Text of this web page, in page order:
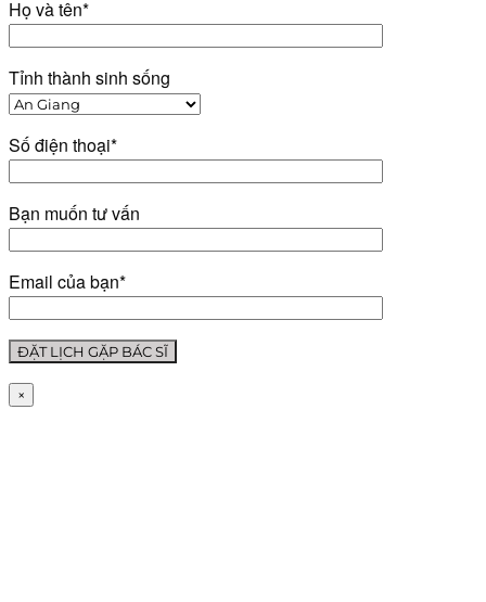
Họ và tên*
Tỉnh thành sinh sống
Số điện thoại*
Bạn muốn tư vấn
Email của bạn*
×